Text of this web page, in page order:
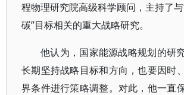
程物理研究院高级科学顾问，主持了
碳”目标相关的重大战略研究。
他认为，国家能源战略规划的研
长期坚持战略目标和方向，也要因时
界条件进行策略调整。对此，他一直